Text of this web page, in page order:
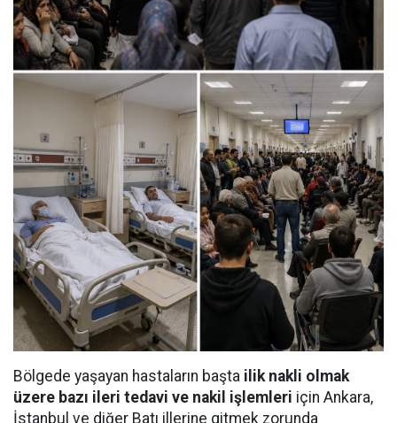
Bölgede yaşayan hastaların başta ilik nakli olmak
üzere bazı ileri tedavi ve nakil işlemleri için Ankara,
İstanbul ve diğer Batı illerine gitmek zorunda